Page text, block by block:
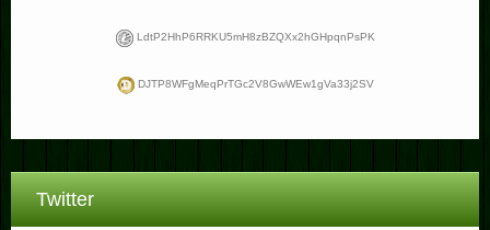
LdtP2HhP6RRKU5mH8zBZQXx2hGHpqnPsPK
DJTP8WFgMeqPrTGc2V8GwWEw1gVa33j2SV
Twitter